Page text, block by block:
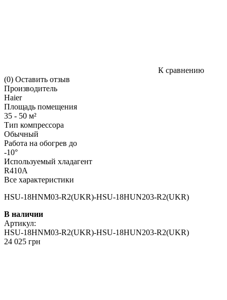
К сравнению
(0) Оставить отзыв
Производитель
Haier
Площадь помещения
35 - 50 м²
Тип компрессора
Обычный
Работа на обогрев до
-10°
Используемый хладагент
R410A
Все характеристики
HSU-18HNM03-R2(UKR)-HSU-18HUN203-R2(UKR)
В наличии
Артикул:
HSU-18HNM03-R2(UKR)-HSU-18HUN203-R2(UKR)
24 025 грн